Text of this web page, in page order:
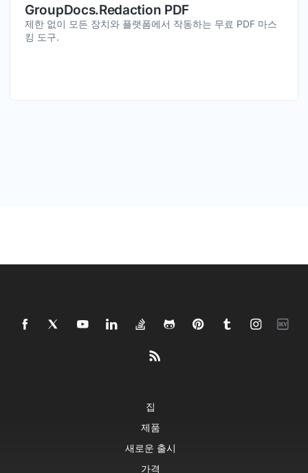
GroupDocs.Redaction PDF
제한 없이 모든 장치와 플랫폼에서 작동하는 무료 PDF 마스
킹 도구.
집
제품
새로운 출시
가격